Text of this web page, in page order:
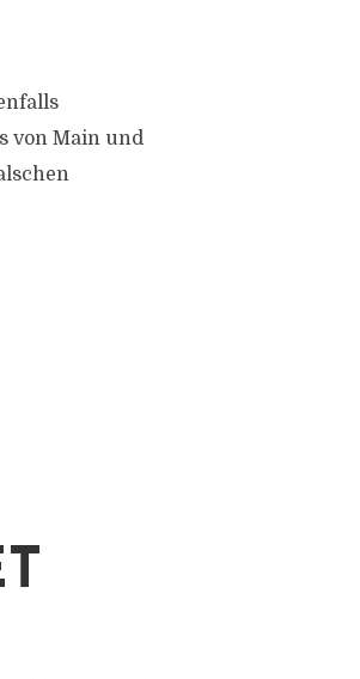
von Main und